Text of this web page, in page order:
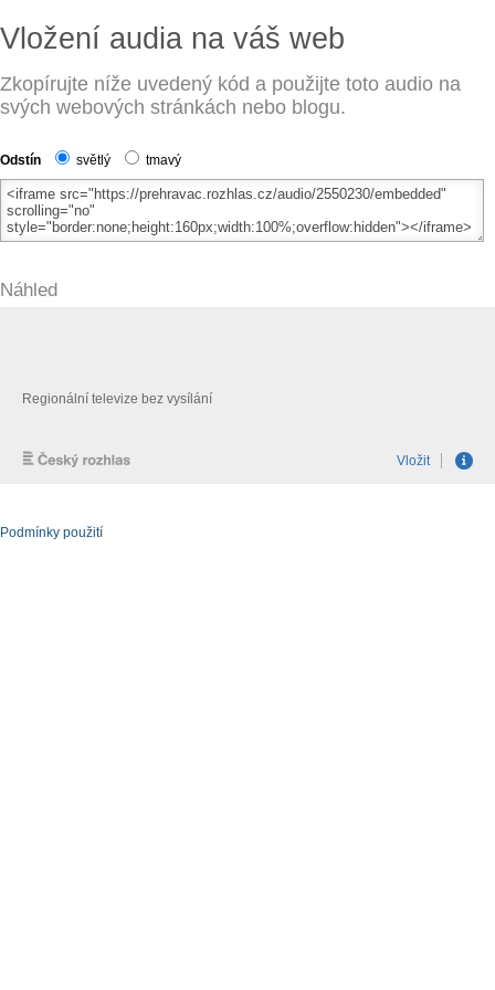
Vložení audia na váš web
Zkopírujte níže uvedený kód a použijte toto audio na
svých webových stránkách nebo blogu.
Odstín světlý tmavý
Náhled
Podmínky použití